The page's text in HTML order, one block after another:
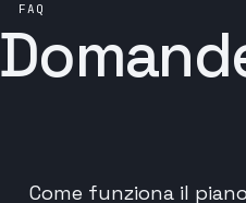
FAQ
Come funziona il